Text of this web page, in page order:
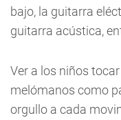
bajo, la guitarra
guitarra acústica,
Ver a los niños
melómanos como
orgullo a cada